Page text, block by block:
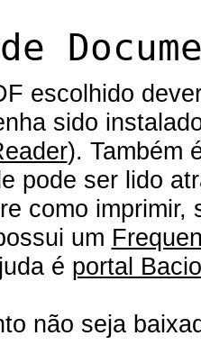
escolhido
sido
). Também
pode ser lido
como
um
é portal
não seja